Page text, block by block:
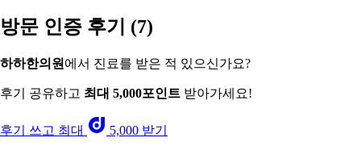
방문 인증 후기 (7)
하하한의원 에서 진료를 받은 적 있으신가요?
후기 공유하고 최대 5,000포인트 받아가세요!
후기 쓰고 최대 5,000 받기